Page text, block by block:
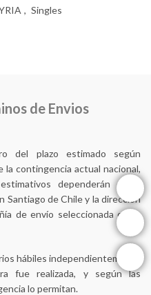
, Singles
de Envios
del plazo estimado según
la contingencia actual nacional,
dependerán de la
Santiago de Chile y la dirección
de envío seleccionada como
hábiles independientemente
fue realizada, y según las
lo permitan.